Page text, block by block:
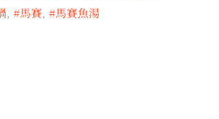
, 馬賽, 馬賽魚湯